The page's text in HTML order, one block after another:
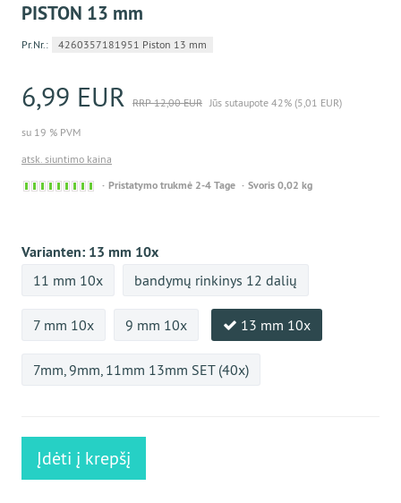
PISTON 13 mm
Pr.Nr.: 4260357181951 Piston 13 mm
6,99 EUR RRP 12,00 EUR Jūs sutaupote 42% (5,01 EUR)
su 19 % PVM
atsk. siuntimo kaina
Sofort
Pristatymo trukmė 2-4 Tage Svoris 0,02 kg
Varianten: 13 mm 10x
11 mm 10x bandymų rinkinys 12 dalių
7 mm 10x 9 mm 10x 13 mm 10x
7mm, 9mm, 11mm 13mm SET (40x)
Įdėti į krepšį